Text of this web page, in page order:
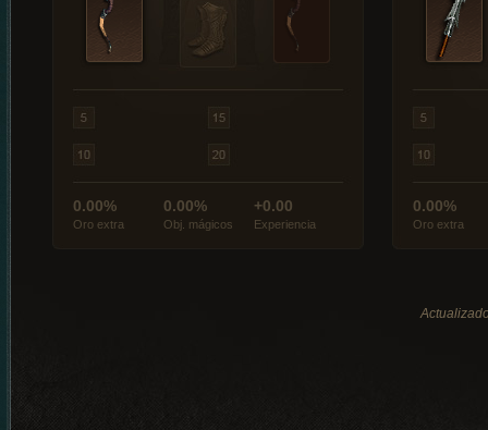
0.00%
Oro extra
0.00%
Obj. mágicos
+0.00
Experiencia
0.00%
Oro extra